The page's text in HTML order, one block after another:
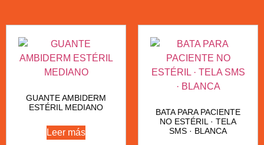
GUANTE AMBIDERM
ESTÉRIL MEDIANO
Leer más
BATA PARA PACIENTE
NO ESTÉRIL · TELA
SMS · BLANCA